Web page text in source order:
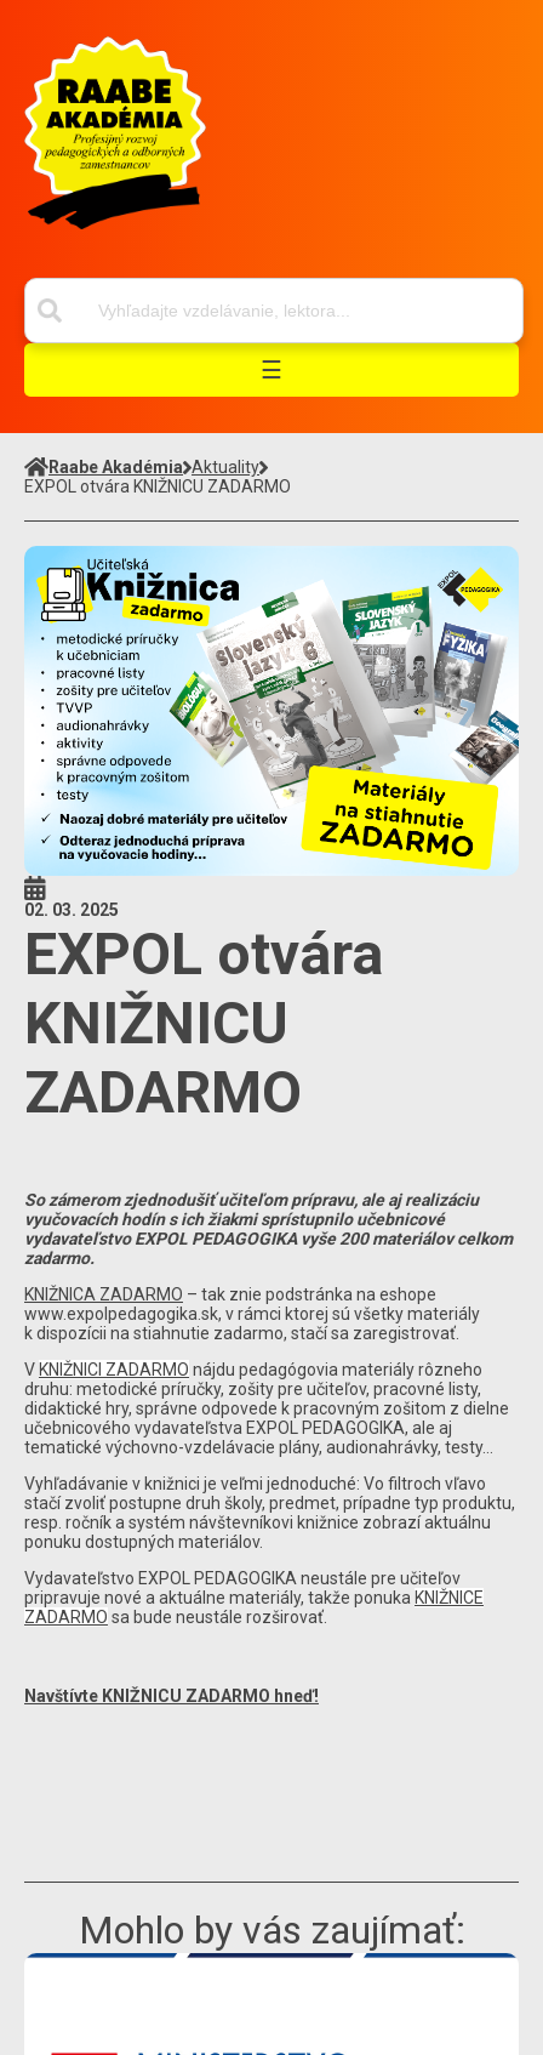
☰
Raabe Akadémia Aktuality
EXPOL otvára KNIŽNICU ZADARMO
02. 03. 2025
EXPOL otvára
KNIŽNICU
ZADARMO
So zámerom zjednodušiť učiteľom prípravu, ale aj realizáciu
vyučovacích hodín s ich žiakmi sprístupnilo učebnicové
vydavateľstvo EXPOL PEDAGOGIKA vyše 200 materiálov celkom
zadarmo.
KNIŽNICA ZADARMO – tak znie podstránka na eshope
www.expolpedagogika.sk, v rámci ktorej sú všetky materiály
k dispozícii na stiahnutie zadarmo, stačí sa zaregistrovať.
V KNIŽNICI ZADARMO nájdu pedagógovia materiály rôzneho
druhu: metodické príručky, zošity pre učiteľov, pracovné listy,
didaktické hry, správne odpovede k pracovným zošitom z dielne
učebnicového vydavateľstva EXPOL PEDAGOGIKA, ale aj
tematické výchovno-vzdelávacie plány, audionahrávky, testy...
Vyhľadávanie v knižnici je veľmi jednoduché: Vo filtroch vľavo
stačí zvoliť postupne druh školy, predmet, prípadne typ produktu,
resp. ročník a systém návštevníkovi knižnice zobrazí aktuálnu
ponuku dostupných materiálov.
Vydavateľstvo EXPOL PEDAGOGIKA neustále pre učiteľov
pripravuje nové a aktuálne materiály, takže ponuka KNIŽNICE
ZADARMO sa bude neustále rozširovať.
Navštívte KNIŽNICU ZADARMO hneď!
Mohlo by vás zaujímať: